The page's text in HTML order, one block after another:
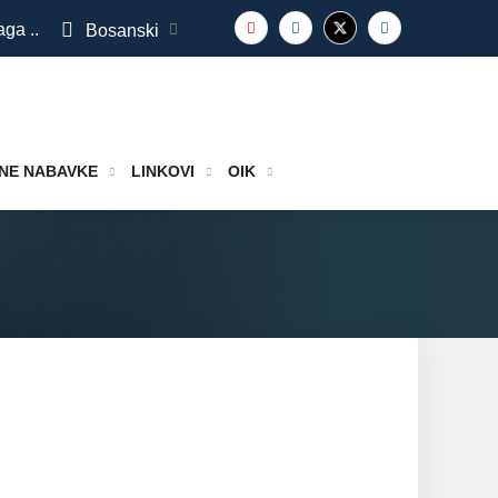
.. Bosanski
NABAVKE LINKOVI OIK